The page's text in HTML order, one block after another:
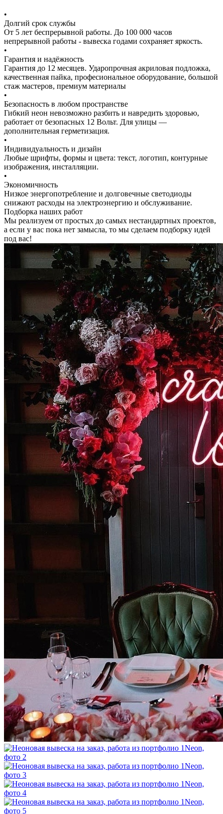
•
Долгий срок службы
От 5 лет беспрерывной работы. До 100 000 часов
непрерывной работы - вывеска годами сохраняет яркость.
•
Гарантия и надёжность
Гарантия до 12 месяцев. Ударопрочная акриловая подложка,
качественная пайка, професиональное оборудование, большой
стаж мастеров, премиум материалы
•
Безопасность в любом пространстве
Гибкий неон невозможно разбить и навредить здоровью,
работает от безопасных 12 Вольт. Для улицы —
дополнительная герметизация.
•
Индивидуальность и дизайн
Любые шрифты, формы и цвета: текст, логотип, контурные
изображения, инсталляции.
•
Экономичность
Низкое энергопотребление и долговечные светодиоды
снижают расходы на электроэнергию и обслуживание.
Подборка наших работ
Мы реализуем от простых до самых нестандартных проектов,
а если у вас пока нет замысла, то мы сделаем подборку идей
под вас!